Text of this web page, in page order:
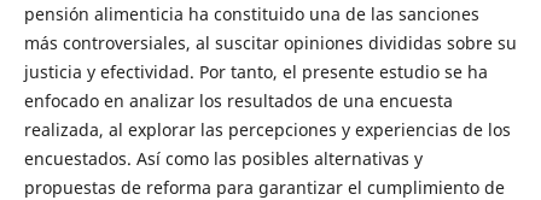
pensión alimenticia ha constituido una de las sanciones
más controversiales, al suscitar opiniones divididas sobre su
justicia y efectividad. Por tanto, el presente estudio se ha
enfocado en analizar los resultados de una encuesta
realizada, al explorar las percepciones y experiencias de los
encuestados. Así como las posibles alternativas y
propuestas de reforma para garantizar el cumplimiento de